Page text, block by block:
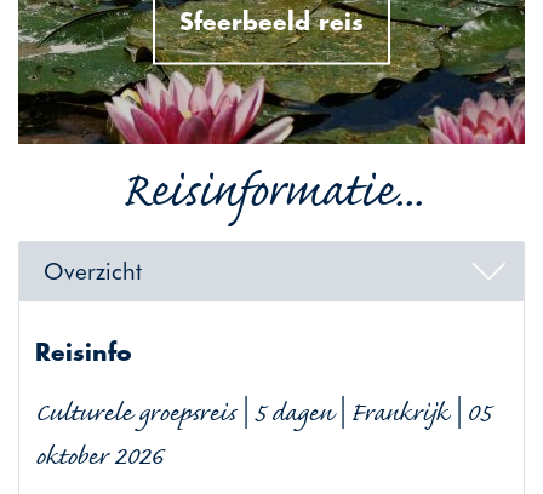
Sfeerbeeld reis
Reisinformatie...
Overzicht
Reisinfo
Culturele groepsreis | 5 dagen | Frankrijk | 05
oktober 2026